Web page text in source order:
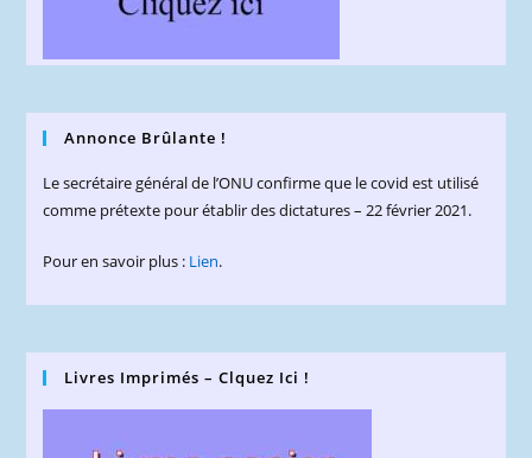
Annonce Brûlante !
Le secrétaire général de l’ONU confirme que le covid est utilisé
comme prétexte pour établir des dictatures – 22 février 2021.
Pour en savoir plus : Lien.
Livres Imprimés – Clquez Ici !